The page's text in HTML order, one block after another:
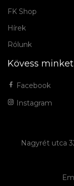
FK Shop
Hírek
Rólunk
Kövess minket
Facebook
Instagram
Nagyrét utca